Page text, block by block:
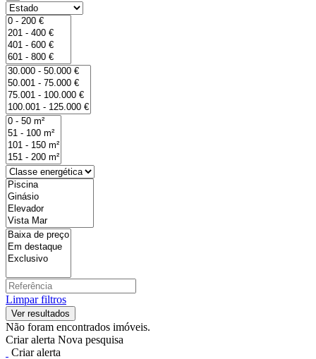
Limpar filtros
Não foram encontrados imóveis.
Criar alerta Nova pesquisa
Criar alerta